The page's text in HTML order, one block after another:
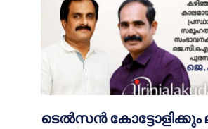
ടെൽസൻ കോട്ടോളിക്കും